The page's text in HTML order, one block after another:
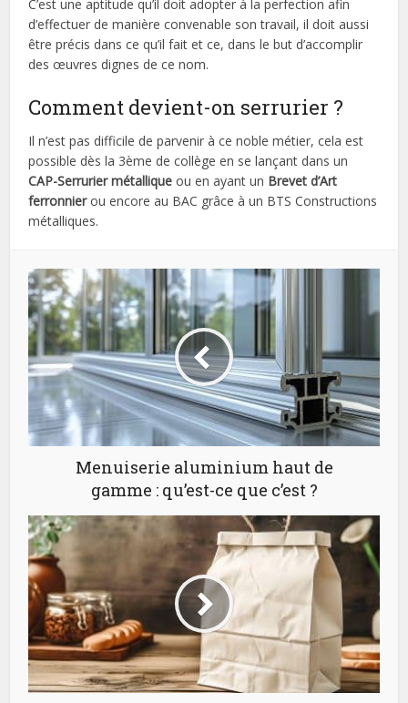
C’est une aptitude qu’il doit adopter à la perfection afin
d’effectuer de manière convenable son travail, il doit aussi
être précis dans ce qu’il fait et ce, dans le but d’accomplir
des œuvres dignes de ce nom.
Comment devient-on serrurier ?
Il n’est pas difficile de parvenir à ce noble métier, cela est
possible dès la 3ème de collège en se lançant dans un
CAP-Serrurier métallique ou en ayant un Brevet d’Art
ferronnierou encore au BAC grâce à un BTS Constructions
métalliques.
Menuiserie aluminium haut de
gamme : qu’est-ce que c’est ?